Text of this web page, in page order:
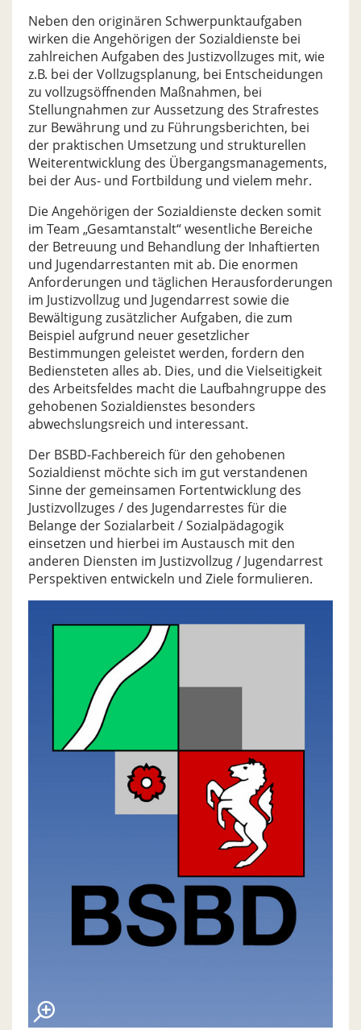
Neben den originären Schwerpunktaufgaben
wirken die Angehörigen der Sozialdienste bei
zahlreichen Aufgaben des Justizvollzuges mit, wie
z.B. bei der Vollzugsplanung, bei Entscheidungen
zu vollzugsöffnenden Maßnahmen, bei
Stellungnahmen zur Aussetzung des Strafrestes
zur Bewährung und zu Führungsberichten, bei
der praktischen Umsetzung und strukturellen
Weiterentwicklung des Übergangsmanagements,
bei der Aus- und Fortbildung und vielem mehr.
Die Angehörigen der Sozialdienste decken somit
im Team „Gesamtanstalt“ wesentliche Bereiche
der Betreuung und Behandlung der Inhaftierten
und Jugendarrestanten mit ab. Die enormen
Anforderungen und täglichen Herausforderungen
im Justizvollzug und Jugendarrest sowie die
Bewältigung zusätzlicher Aufgaben, die zum
Beispiel aufgrund neuer gesetzlicher
Bestimmungen geleistet werden, fordern den
Bediensteten alles ab. Dies, und die Vielseitigkeit
des Arbeitsfeldes macht die Laufbahngruppe des
gehobenen Sozialdienstes besonders
abwechslungsreich und interessant.
Der BSBD-Fachbereich für den gehobenen
Sozialdienst möchte sich im gut verstandenen
Sinne der gemeinsamen Fortentwicklung des
Justizvollzuges / des Jugendarrestes für die
Belange der Sozialarbeit / Sozialpädagogik
einsetzen und hierbei im Austausch mit den
anderen Diensten im Justizvollzug / Jugendarrest
Perspektiven entwickeln und Ziele formulieren.